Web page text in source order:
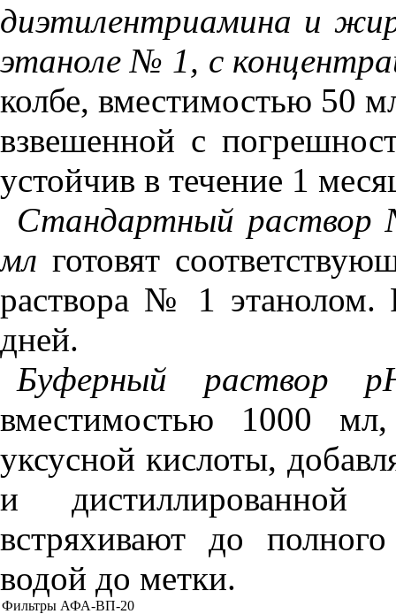
диэтилентриамина и
этаноле № 1, с
колбе, вместимостью 50
взвешенной с
устойчив в течение 1
Стандартный раствор
мл готовят
раствора № 1 этанолом.
дней.
Буферный раствор р
вместимостью 1000
уксусной кислоты,
и
встряхивают до
водой до метки.
Фильтры АФА-ВП-20